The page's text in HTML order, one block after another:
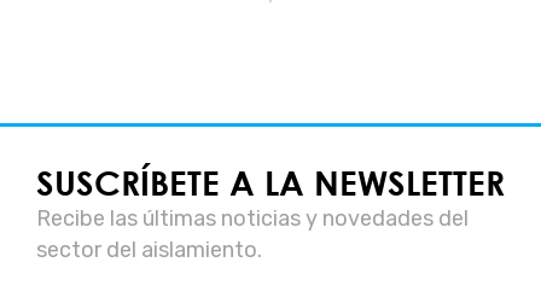
SUSCRÍBETE A LA NEWSLETTER
Recibe las últimas noticias y novedades del
sector del aislamiento.